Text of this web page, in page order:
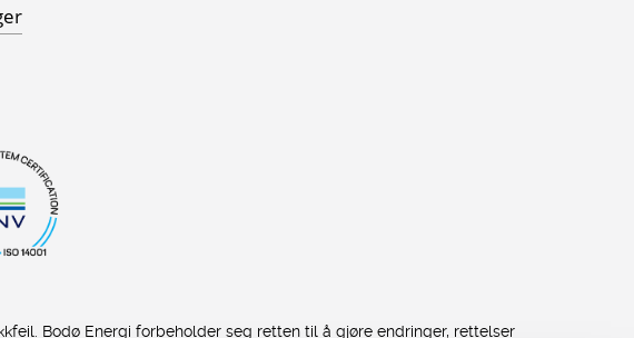
Bodø Energi forbeholder seg retten til å gjøre endringer, rettelser